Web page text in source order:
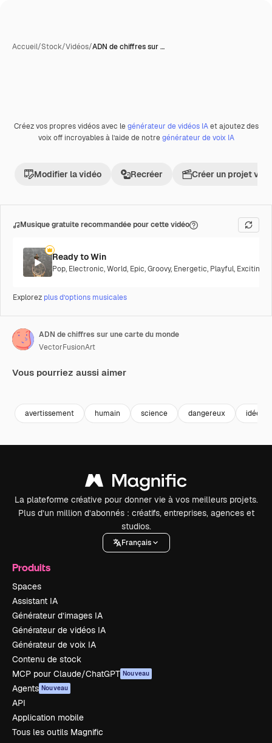
Accueil/Stock/Vidéos/ADN de chiffres sur …
PremiumGénérée par l’IA
Créez vos propres vidéos avec legénérateur de vidéos IAet ajoutez des
voix off incroyables à l’aide de notregénérateur de voix IA
Modifier la vidéo Recréer Créer un projet
Musique gratuite recommandée pour cette vidéo
Ready to Win
Pop, Electronic,World, Epic,Groovy, Energetic, Playful, Exciting
Explorez plus d’options musicales
ADN de chiffres sur une carte du monde
VectorFusionArt
Vous pourriez aussi aimer
avertissement humain science dangereux idée
La plateforme créative pour donner vie à vos meilleurs projets.
Plus d’un million d’abonnés : créatifs, entreprises, agences et
studios.
Français
Produits
Spaces
Assistant IA
Générateur d’images IA
Générateur de vidéos IA
Générateur de voix IA
Contenu de stock
MCP pour Claude/ChatGPT Nouveau
Agents Nouveau
API
Application mobile
Tous les outils Magnific